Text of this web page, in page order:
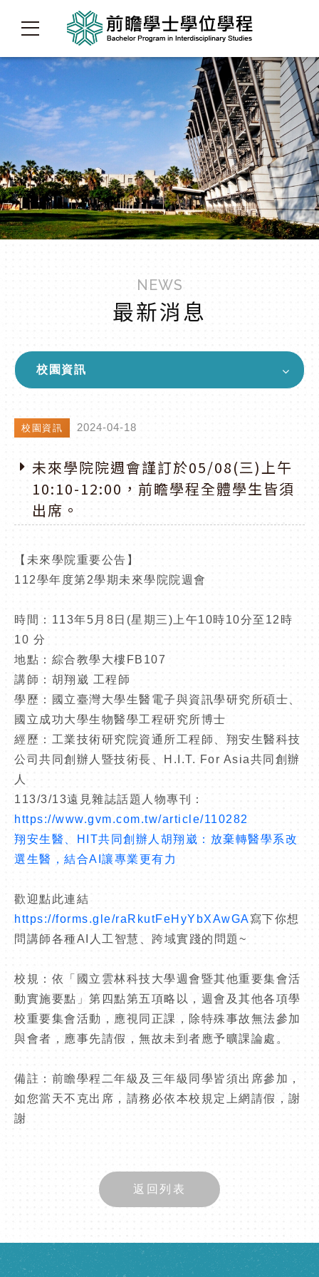
NEWS
最新消息
校園資訊
校園資訊 2024-04-18
未來學院院週會謹訂於05/08(三)上午
10:10-12:00，前瞻學程全體學生皆須
出席。
【未來學院重要公告】
112學年度第2學期未來學院院週會
時間：113年5月8日(星期三)上午10時10分至12時
10 分
地點：綜合教學大樓FB107
講師：胡翔崴 工程師
學歷：國立臺灣大學生醫電子與資訊學研究所碩士、
國立成功大學生物醫學工程研究所博士
經歷：工業技術研究院資通所工程師、翔安生醫科技
公司共同創辦人暨技術長、H.I.T. For Asia共同創辦
人
113/3/13遠見雜誌話題人物專刊：
https://www.gvm.com.tw/article/110282
翔安生醫、HIT共同創辦人胡翔崴：放棄轉醫學系改
選生醫，結合AI讓專業更有力
歡迎點此連結
https://forms.gle/raRkutFeHyYbXAwGA寫下你想
問講師各種AI人工智慧、跨域實踐的問題~
校規：依「國立雲林科技大學週會暨其他重要集會活
動實施要點」第四點第五項略以，週會及其他各項學
校重要集會活動，應視同正課，除特殊事故無法參加
與會者，應事先請假，無故未到者應予曠課論處。
備註：前瞻學程二年級及三年級同學皆須出席參加，
如您當天不克出席，請務必依本校規定上網請假，謝
謝
返回列表